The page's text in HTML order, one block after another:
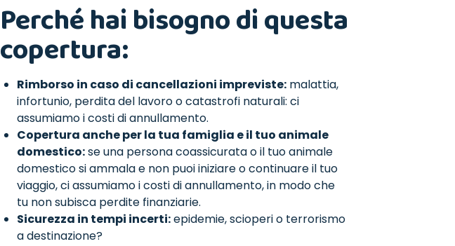
Perché hai bisogno di questa
copertura:
Rimborso in caso di cancellazioni impreviste: malattia,
infortunio, perdita del lavoro o catastrofi naturali: ci
assumiamo i costi di annullamento.
Copertura anche per la tua famiglia e il tuo animale
domestico:se una persona coassicurata o il tuo animale
domestico si ammala e non puoi iniziare o continuare il tuo
viaggio, ci assumiamo i costi di annullamento, in modo che
tu non subisca perdite finanziarie.
Sicurezza in tempi incerti:epidemie, scioperi o terrorismo
a destinazione?